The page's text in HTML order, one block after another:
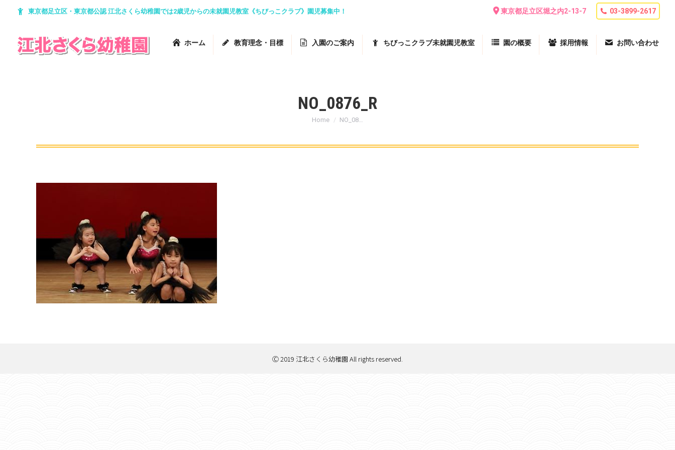
東京都足立区・東京都公認 江北さくら幼稚園では2歳児からの未就園児教室《ちびっこクラブ》園児募集中！ 東京都足立区堀之内2-13-7 03-3899-2617
ホーム 教育理念・目標 入園のご案内 ちびっこクラブ未就園児教室 園の概要 採用情報 お問い合わせ
NO_0876_R
You are here:
Home NO_08…
Ⓒ 2019 江北さくら幼稚園 All rights reserved.